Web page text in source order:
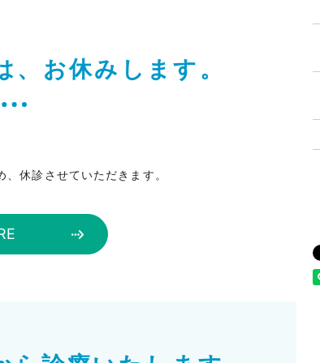
お休みします。
休診させていただきます。